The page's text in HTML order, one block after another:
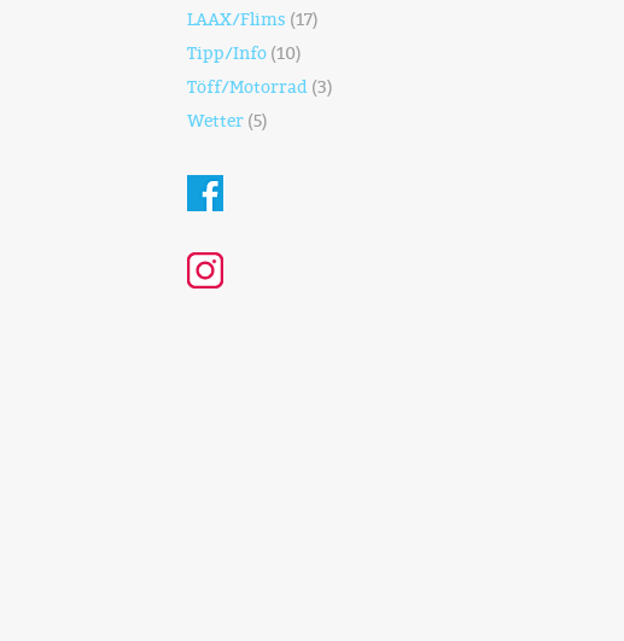
LAAX/Flims (17)
Tipp/Info (10)
Töff/Motorrad (3)
Wetter (5)